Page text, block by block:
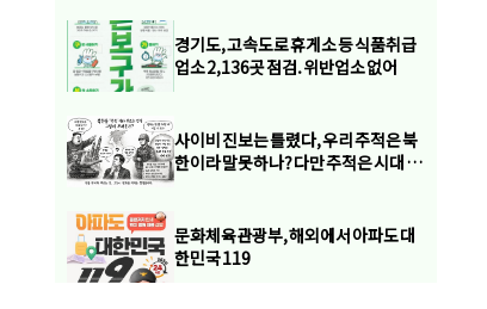
경기도, 고속도로 휴게소 등 식품취급
업소 2,136곳 점검. 위반업소 없어
사이비 진보는 틀렸다, 우리 주적은 북
한이라 말못하나? 다만 주적은 시대 전
문화체육관광부, 해외에서 아파도 대
한민국 119